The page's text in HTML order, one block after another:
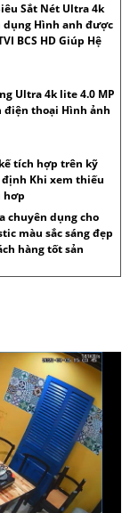
Sắt Nét Ultra 4k
dụng Hình anh được
BCS HD Giúp Hệ
Ultra 4k lite 4.0 MP
thoại Hình ảnh
tích hợp trên kỹ
định Khi xem thiếu
hơp
chuyên dụng cho
màu sắc sáng đẹp
hàng tốt sản